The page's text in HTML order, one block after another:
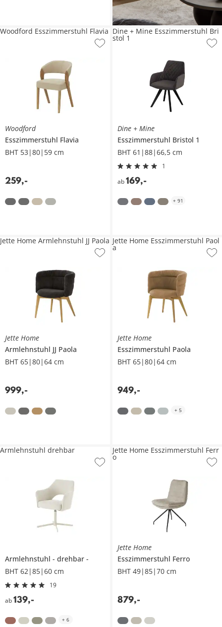
Woodford
Esszimmerstuhl Flavia
BHT 53|80|59 cm
259,-
Woodford Esszimmerstuhl Flavia
Dine + Mine
Esszimmerstuhl Bristol 1
BHT 61|88|66,5 cm
1
ab 169,-
Dine + Mine Esszimmerstuhl Bri
stol 1
+ 91
Jette Home
Armlehnstuhl JJ Paola
BHT 65|80|64 cm
999,-
Jette Home Armlehnstuhl JJ Paola
Jette Home
Esszimmerstuhl Paola
BHT 65|80|64 cm
949,-
Jette Home Esszimmerstuhl Paol
a
+ 5
Armlehnstuhl
drehbar
BHT 62|85|60 cm
19
ab139,-
Armlehnstuhl drehbar
+ 6
Jette Home
Esszimmerstuhl Ferro
BHT 49|85|70 cm
879,-
Jette Home Esszimmerstuhl Ferr
o